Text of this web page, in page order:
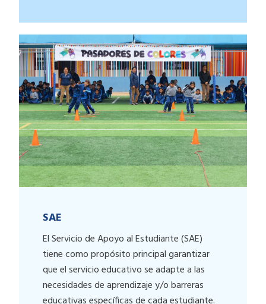
SAE
El Servicio de Apoyo al Estudiante (SAE)
tiene como propósito principal garantizar
que el servicio educativo se adapte a las
necesidades de aprendizaje y/o barreras